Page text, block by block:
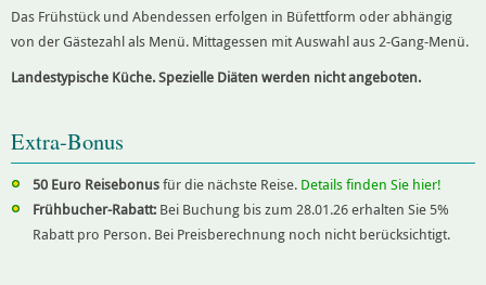
Das Frühstück und Abendessen erfolgen in Büfettform oder abhängig
von der Gästezahl als Menü. Mittagessen mit Auswahl aus 2-Gang-Menü.
Landestypische Küche. Spezielle Diäten werden nicht angeboten.
Extra-Bonus
50 Euro Reisebonusfür die nächste Reise. Details finden Sie hier!
Frühbucher-Rabatt: Bei Buchung bis zum 28.01.26 erhalten Sie 5%
Rabatt pro Person. Bei Preisberechnung noch nicht berücksichtigt.